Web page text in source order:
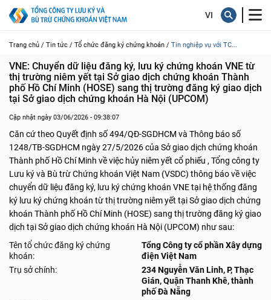
Trang chủ / Tin tức / Tổ chức đăng ký chứng khoán / Tin nghiệp vụ với TC...
VNE: Chuyển dữ liệu đăng ký, lưu ký chứng khoán VNE từ
thị trường niêm yết tại Sở giao dịch chứng khoán Thành
phố Hồ Chí Minh (HOSE) sang thị trường đăng ký giao dịch
tại Sở giao dịch chứng khoán Hà Nội (UPCOM)
Cập nhật ngày 03/06/2026 - 09:38:07
Căn cứ theo Quyết định số 494/QĐ-SGDHCM và Thông báo số
1248/TB-SGDHCM ngày 27/5/2026 của Sở giao dịch chứng khoán
Thành phố Hồ Chí Minh về việc hủy niêm yết cổ phiếu , Tổng công ty
Lưu ký và Bù trừ Chứng khoán Việt Nam (VSDC) thông báo về việc
chuyển dữ liệu đăng ký, lưu ký chứng khoán VNE tại hệ thống đăng
ký lưu ký chứng khoán từ thị trường niêm yết tại Sở giao dịch chứng
khoán Thành phố Hồ Chí Minh (HOSE) sang thị trường đăng ký giao
dịch tại Sở giao dịch chứng khoán Hà Nội (UPCOM) như sau:
Tên tổ chức đăng ký chứng
khoán:
Tổng Công ty cổ phần Xây dựng
điện Việt Nam
Trụ sở chính:
234 Nguyễn Văn Linh, P, Thạc
Gián, Quận Thanh Khê, thành
phố Đà Nẵng